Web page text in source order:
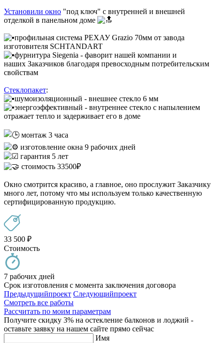
Установили окно "под ключ" с внутренней и внешней
отделкой в панельном доме
профильная система РЕХАУ Grazio 70мм от завода
изготовителя SCHTANDART
фурнитура Siegenia - фаворит нашей компании и
наших Заказчиков благодаря превосходным потребительским
свойствам
Стеклопакет:
шумоизоляционный - внешнее стекло 6 мм
энергоэффективный - внутреннее стекло с напылением
отражает тепло и задерживает его в доме
монтаж 3 часа
изготовление окна 9 рабочих дней
гарантия 5 лет
стоимость 33500₽
Окно смотрится красиво, а главное, оно прослужит Заказчику
много лет, потому что мы используем только качественную
сертифицированную продукцию.
33 500 ₽
Стоимость
7 рабочих дней
Срок изготовления с момента заключения договора
Предыдущийпроект Следующийпроект
Смотреть все работы
Рассчитать по моим параметрам
Получите скидку 3% на остекление балконов и лоджий -
оставьте заявку на нашем сайте прямо сейчас
Имя